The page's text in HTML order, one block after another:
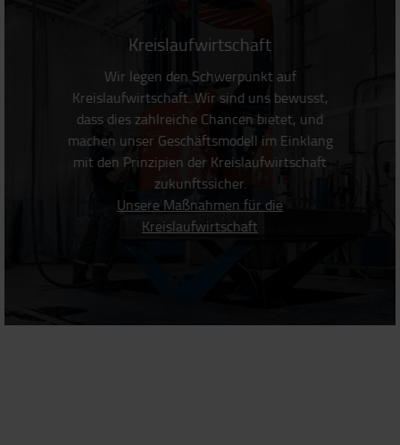
Kreislaufwirtschaft
Wir legen den Schwerpunkt auf
Kreislaufwirtschaft. Wir sind uns bewusst,
dass dies zahlreiche Chancen bietet, und
machen unser Geschäftsmodell im Einklang
mit den Prinzipien der Kreislaufwirtschaft
zukunftssicher.
Unsere Maßnahmen für die
Kreislaufwirtschaft